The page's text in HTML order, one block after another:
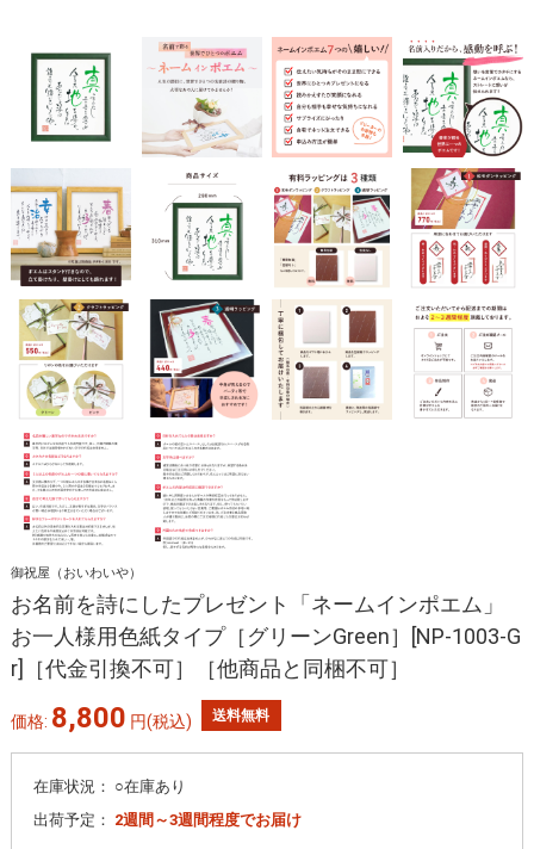
御祝屋（おいわいや）
お名前を詩にしたプレゼント「ネームインポエム」
お一人様用色紙タイプ［グリーンGreen］[NP-1003-G
r]［代金引換不可］［他商品と同梱不可］
価格: 8,800 円(税込) 送料無料
在庫状況： ○在庫あり
出荷予定： 2週間～3週間程度でお届け